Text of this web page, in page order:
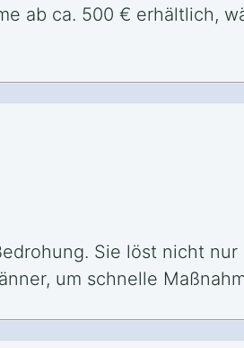
ab ca. 500 € erhältlich,
Sie löst nicht nur
um schnelle